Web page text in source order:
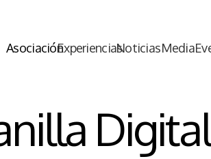
AsociaciónExperienciasNoticiasMedia
Digital